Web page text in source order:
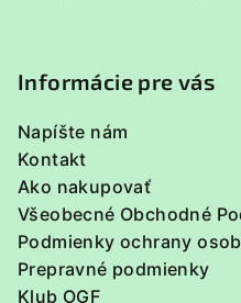
Informácie pre vás
Napíšte nám
Kontakt
Ako nakupovať
Všeobecné Obchodné
Podmienky ochrany
Prepravné podmienky
Klub OGF